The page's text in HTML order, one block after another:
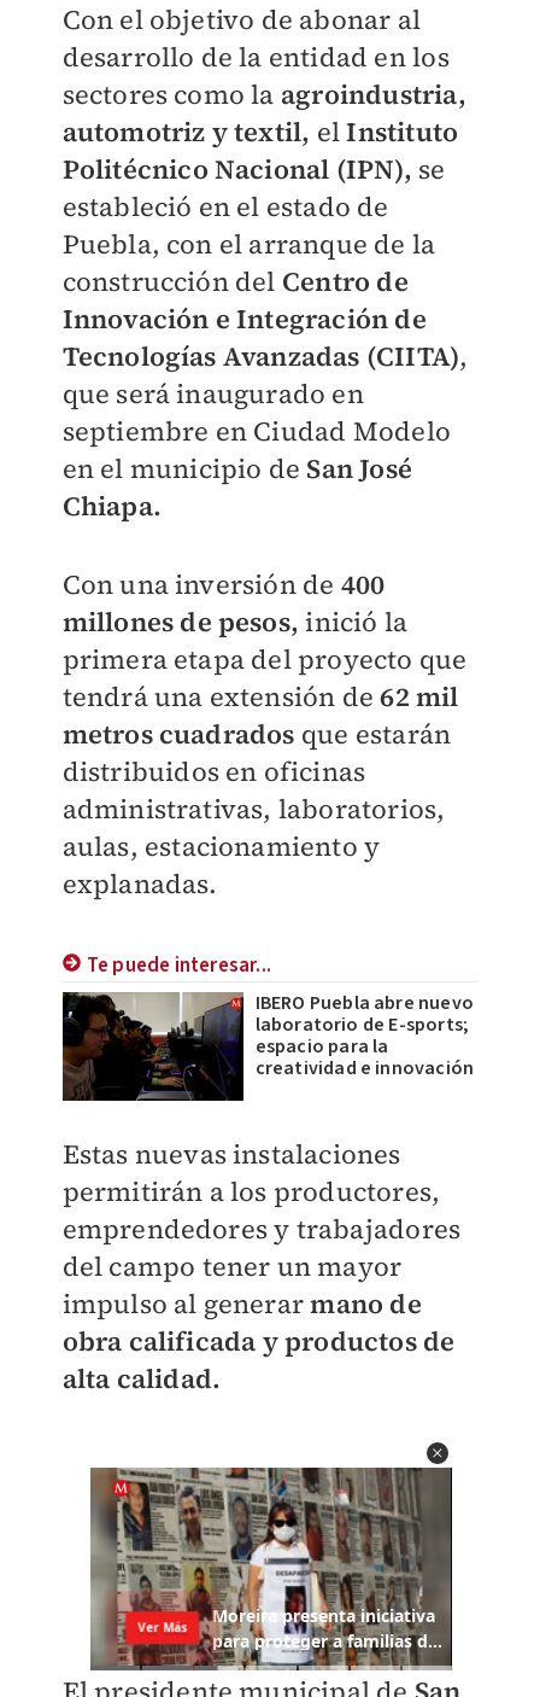
Con el objetivo de abonar al
desarrollo de la entidad en los
sectores como la agroindustria,
automotriz y textil, elInstituto
Politécnico Nacional (IPN), se
estableció en el estado de
Puebla, con el arranque de la
construcción del Centro de
Innovación e Integración de
Tecnologías Avanzadas (CIITA),
que será inaugurado en
septiembre en Ciudad Modelo
en el municipio de San José
Chiapa.
Con una inversión de 400
millones de pesos, inició la
primera etapa del proyecto que
tendrá una extensión de62 mil
metros cuadrados que estarán
distribuidos en oficinas
administrativas, laboratorios,
aulas, estacionamiento y
explanadas.
Te puede interesar...
IBERO Puebla abre nuevo
laboratorio de E-sports;
espacio para la
creatividad e innovación
Estas nuevas instalaciones
permitirán a los productores,
emprendedores y trabajadores
del campo tener un mayor
impulso al generarmano de
obra calificada y productos de
alta calidad.